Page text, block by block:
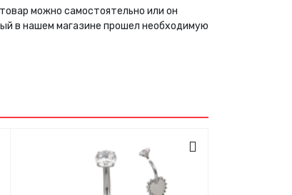
можно самостоятельно или он
в нашем магазине прошел необходимую